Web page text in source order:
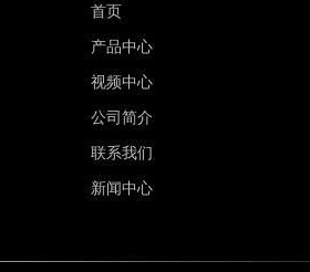
首页
产品中心
视频中心
公司简介
联系我们
新闻中心